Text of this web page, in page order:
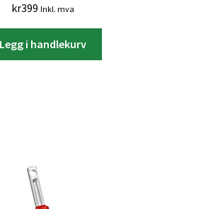
kr399 Inkl. mva
Legg i handlekurv